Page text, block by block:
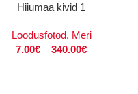
Hiiumaa kivid 1
Loodusfotod, Meri
7.00€ – 340.00€